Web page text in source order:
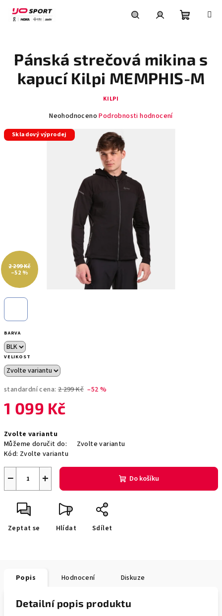
obsah
košík
BARVA
VELIKOST
standardní cena: 2 299 Kč –52 %
1 099 Kč
cena:
Zvolte variantu
Můžeme doručit do:
Zvolte variantu
Kód: Zvolte variantu
+
− Do košíku
Zeptat se Hlídat Sdílet
Pánská strečová mikina s
kapucí Kilpi MEMPHIS-M
KILPI
Průměrné
produktu
hvězdiček.
Neohodnoceno Podrobnosti hodnocení
Skladový výprodej
2 299 Kč
–52 %
Popis Hodnocení Diskuze
Detailní popis produktu